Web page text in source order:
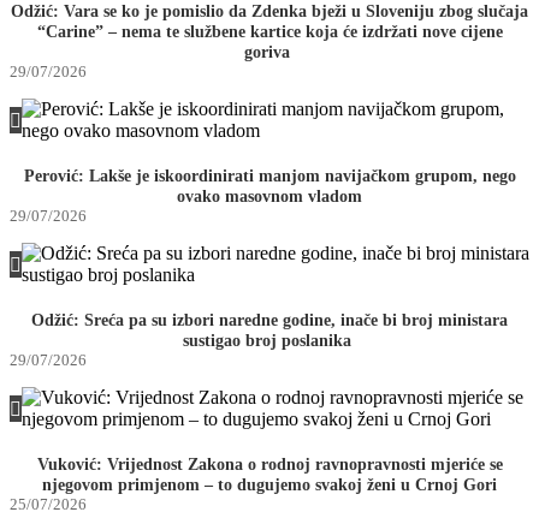
Odžić: Vara se ko je pomislio da Zdenka bježi u Sloveniju zbog slučaja
“Carine” – nema te službene kartice koja će izdržati nove cijene
goriva
29/07/2026
Perović: Lakše je iskoordinirati manjom navijačkom grupom, nego
ovako masovnom vladom
29/07/2026
Odžić: Sreća pa su izbori naredne godine, inače bi broj ministara
sustigao broj poslanika
29/07/2026
Vuković: Vrijednost Zakona o rodnoj ravnopravnosti mjeriće se
njegovom primjenom – to dugujemo svakoj ženi u Crnoj Gori
25/07/2026